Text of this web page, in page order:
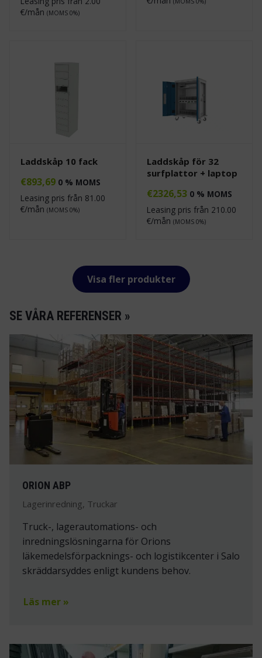
€/mån (MOMS 0%)
Laddskåp 10 fack
€893,69 0 % MOMS
Leasing pris från 81.00
€/mån (MOMS 0%)
Laddskåp för 32
surfplattor + laptop
€2326,53 0 % MOMS
Leasing pris från 210.00
€/mån (MOMS 0%)
Visa fler produkter
SE VÅRA REFERENSER »
ORION ABP
Lagerinredning, Truckar
Truck-, lagerautomations- och
inredningslösningarna för Orions
läkemedelsförpacknings- och logistikcenter i Salo
skräddarsyddes enligt kundens behov.
Läs mer »